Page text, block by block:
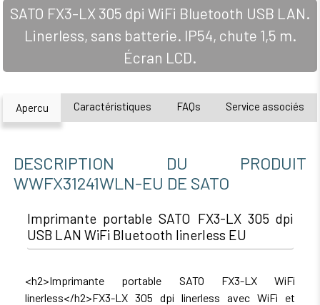
SATO FX3-LX 305 dpi WiFi Bluetooth USB LAN.
Linerless, sans batterie. IP54, chute 1,5 m.
Écran LCD.
Apercu Caractéristiques FAQs Service associés
DESCRIPTION DU PRODUIT
WWFX31241WLN-EU DE SATO
Imprimante portable SATO FX3-LX 305 dpi
USB LAN WiFi Bluetooth linerless EU
<h2>Imprimante portable SATO FX3-LX WiFi
linerless</h2>FX3-LX 305 dpi linerless avec WiFi et